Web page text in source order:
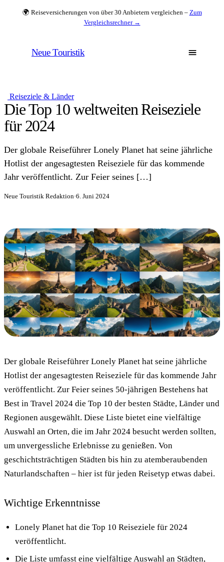
🌍 Reiseversicherungen von über 30 Anbietern vergleichen – Zum
Vergleichsrechner →
Neue Touristik
Reiseziele & Länder
Die Top 10 weltweiten Reiseziele
für 2024
Der globale Reiseführer Lonely Planet hat seine jährliche
Hotlist der angesagtesten Reiseziele für das kommende
Jahr veröffentlicht. Zur Feier seines […]
Neue Touristik Redaktion·6. Juni 2024
Der globale Reiseführer Lonely Planet hat seine jährliche
Hotlist der angesagtesten Reiseziele für das kommende Jahr
veröffentlicht. Zur Feier seines 50-jährigen Bestehens hat
Best in Travel 2024 die Top 10 der besten Städte, Länder und
Regionen ausgewählt. Diese Liste bietet eine vielfältige
Auswahl an Orten, die im Jahr 2024 besucht werden sollten,
um unvergessliche Erlebnisse zu genießen. Von
geschichtsträchtigen Städten bis hin zu atemberaubenden
Naturlandschaften – hier ist für jeden Reisetyp etwas dabei.
Wichtige Erkenntnisse
Lonely Planet hat die Top 10 Reiseziele für 2024
veröffentlicht.
Die Liste umfasst eine vielfältige Auswahl an Städten,